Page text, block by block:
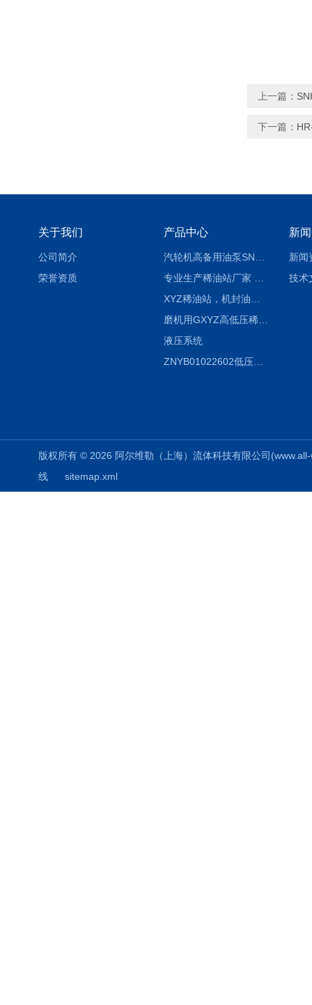
上一篇：
下一篇：
关于我们
公司简介
荣誉资质
产品中心
磨机用GXYZ高低压稀油站，静压油润滑系统
液压系统
ZNYB01022602低压螺杆泵
新
新闻
技术
版权所有 © 2026 阿尔维勒（上海）流体科技有限公司
线
sitemap.xml